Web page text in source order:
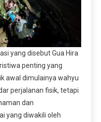
yang disebut Gua Hira
penting yang
awal dimulainya wahyu
perjalanan fisik, tetapi
dan
yang diwakili oleh